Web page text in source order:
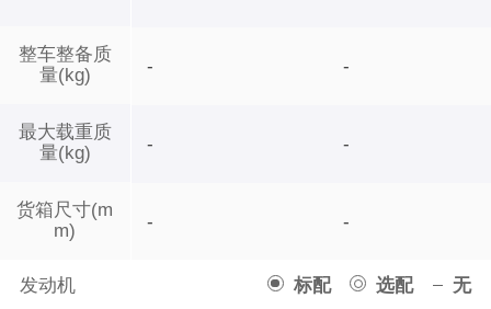
整车整备质
量(kg)
最大载重质
量(kg)
货箱尺寸(m
m)
发动机 标配 选配 无
- -
- -
- -